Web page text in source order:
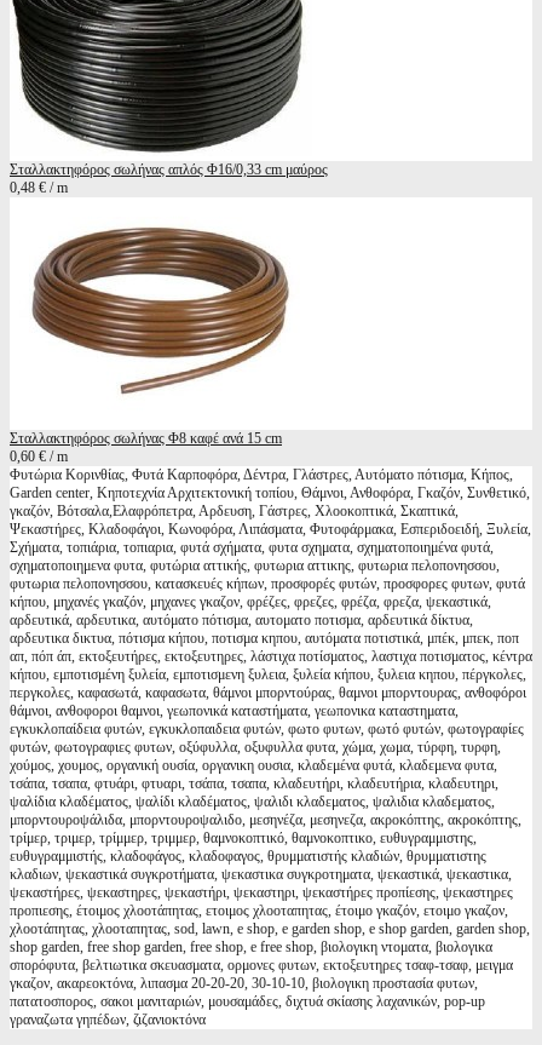
Σταλλακτηφόρος σωλήνας απλός Φ16/0,33 cm μαύρος
0,48 € / m
Σταλλακτηφόρος σωλήνας Φ8 καφέ ανά 15 cm
0,60 € / m
Φυτώρια Κορινθίας, Φυτά Καρποφόρα, Δέντρα, Γλάστρες, Αυτόματο πότισμα, Κήπος,
Garden center, Κηποτεχνία Αρχιτεκτονική τοπίου, Θάμνοι, Ανθοφόρα, Γκαζόν, Συνθετικό,
γκαζόν, Βότσαλα,Ελαφρόπετρα, Αρδευση, Γάστρες, Χλοοκοπτικά, Σκαπτικά,
Ψεκαστήρες, Κλαδοφάγοι, Κωνοφόρα, Λιπάσματα, Φυτοφάρμακα, Εσπεριδοειδή, Ξυλεία,
Σχήματα, τοπιάρια, τοπιαρια, φυτά σχήματα, φυτα σχηματα, σχηματοποιημένα φυτά,
σχηματοποιημενα φυτα, φυτώρια αττικής, φυτωρια αττικης, φυτωρια πελοπονησσου,
φυτωρια πελοπονησσου, κατασκευές κήπων, προσφορές φυτών, προσφορες φυτων, φυτά
κήπου, μηχανές γκαζόν, μηχανες γκαζον, φρέζες, φρεζες, φρέζα, φρεζα, ψεκαστικά,
αρδευτικά, αρδευτικα, αυτόματο πότισμα, αυτοματο ποτισμα, αρδευτικά δίκτυα,
αρδευτικα δικτυα, πότισμα κήπου, ποτισμα κηπου, αυτόματα ποτιστικά, μπέκ, μπεκ, ποπ
απ, πόπ άπ, εκτοξευτήρες, εκτοξευτηρες, λάστιχα ποτίσματος, λαστιχα ποτισματος, κέντρα
κήπου, εμποτισμένη ξυλεία, εμποτισμενη ξυλεια, ξυλεία κήπου, ξυλεια κηπου, πέργκολες,
περγκολες, καφασωτά, καφασωτα, θάμνοι μπορντούρας, θαμνοι μπορντουρας, ανθοφόροι
θάμνοι, ανθοφοροι θαμνοι, γεωπονικά καταστήματα, γεωπονικα καταστηματα,
εγκυκλοπαίδεια φυτών, εγκυκλοπαιδεια φυτών, φωτο φυτων, φωτό φυτών, φωτογραφίες
φυτών, φωτογραφιες φυτων, οξύφυλλα, οξυφυλλα φυτα, χώμα, χωμα, τύρφη, τυρφη,
χούμος, χουμος, οργανική ουσία, οργανικη ουσια, κλαδεμένα φυτά, κλαδεμενα φυτα,
τσάπα, τσαπα, φτυάρι, φτυαρι, τσάπα, τσαπα, κλαδευτήρι, κλαδευτήρια, κλαδευτηρι,
ψαλίδια κλαδέματος, ψαλίδι κλαδέματος, ψαλιδι κλαδεματος, ψαλιδια κλαδεματος,
μπορντουροψάλιδα, μπορντουροψαλιδο, μεσηνέζα, μεσηνεζα, ακροκόπτης, ακροκόπτης,
τρίμερ, τριμερ, τρίμμερ, τριμμερ, θαμνοκοπτικό, θαμνοκοπτικο, ευθυγραμμιστης,
ευθυγραμμιστής, κλαδοφάγος, κλαδοφαγος, θρυμματιστής κλαδιών, θρυμματιστης
κλαδιων, ψεκαστικά συγκροτήματα, ψεκαστικα συγκροτηματα, ψεκαστικά, ψεκαστικα,
ψεκαστήρες, ψεκαστηρες, ψεκαστήρι, ψεκαστηρι, ψεκαστήρες προπίεσης, ψεκαστηρες
προπιεσης, έτοιμος χλοοτάπητας, ετοιμος χλοοταπητας, έτοιμο γκαζόν, ετοιμο γκαζον,
χλοοτάπητας, χλοοταπητας, sod, lawn, e shop, e garden shop, e shop garden, garden shop,
shop garden, free shop garden, free shop, e free shop, βιολογικη ντοματα, βιολογικα
σπορόφυτα, βελτιωτικα σκευασματα, ορμονες φυτων, εκτοξευτηρες τσαφ-τσαφ, μειγμα
γκαζον, ακαρεοκτόνα, λιπασμα 20-20-20, 30-10-10, βιολογικη προστασία φυτων,
πατατοσπορος, σακοι μανιταριών, μουσαμάδες, διχτυά σκίασης λαχανικών, pop-up
γραναζωτα γηπέδων, ζιζανιοκτόνα